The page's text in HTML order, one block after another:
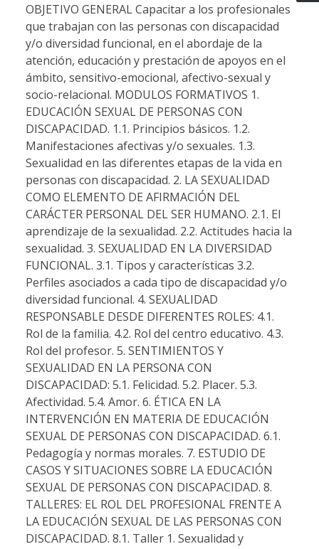
OBJETIVO GENERAL Capacitar a los profesionales
que trabajan con las personas con discapacidad
y/o diversidad funcional, en el abordaje de la
atención, educación y prestación de apoyos en el
ámbito, sensitivo-emocional, afectivo-sexual y
socio-relacional. MODULOS FORMATIVOS 1.
EDUCACIÓN SEXUAL DE PERSONAS CON
DISCAPACIDAD. 1.1. Principios básicos. 1.2.
Manifestaciones afectivas y/o sexuales. 1.3.
Sexualidad en las diferentes etapas de la vida en
personas con discapacidad. 2. LA SEXUALIDAD
COMO ELEMENTO DE AFIRMACIÓN DEL
CARÁCTER PERSONAL DEL SER HUMANO. 2.1. El
aprendizaje de la sexualidad. 2.2. Actitudes hacia la
sexualidad. 3. SEXUALIDAD EN LA DIVERSIDAD
FUNCIONAL. 3.1. Tipos y características 3.2.
Perfiles asociados a cada tipo de discapacidad y/o
diversidad funcional. 4. SEXUALIDAD
RESPONSABLE DESDE DIFERENTES ROLES: 4.1.
Rol de la familia. 4.2. Rol del centro educativo. 4.3.
Rol del profesor. 5. SENTIMIENTOS Y
SEXUALIDAD EN LA PERSONA CON
DISCAPACIDAD: 5.1. Felicidad. 5.2. Placer. 5.3.
Afectividad. 5.4. Amor. 6. ÉTICA EN LA
INTERVENCIÓN EN MATERIA DE EDUCACIÓN
SEXUAL DE PERSONAS CON DISCAPACIDAD. 6.1.
Pedagogía y normas morales. 7. ESTUDIO DE
CASOS Y SITUACIONES SOBRE LA EDUCACIÓN
SEXUAL DE PERSONAS CON DISCAPACIDAD. 8.
TALLERES: EL ROL DEL PROFESIONAL FRENTE A
LA EDUCACIÓN SEXUAL DE LAS PERSONAS CON
DISCAPACIDAD. 8.1. Taller 1. Sexualidad y